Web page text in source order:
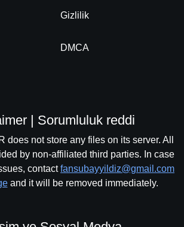
Gizlilik
DMCA
| Sorumluluk reddi
does not store any files on its server. All
by non-affiliated third parties. In case
contactfansubayyildiz@gmail.com
and it will be removed immediately.